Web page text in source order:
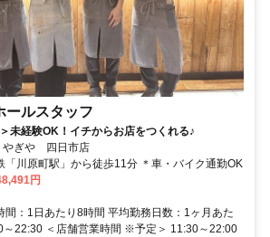
ールスタッフ
未経験OK！イチからお店をつくれる♪
ぎや 四日市店
「川原町駅」から徒歩11分 ＊車・バイク通勤OK
円
間：1日あたり8時間 平均勤務日数：1ヶ月あた
～22:30 ＜店舗営業時間 ※予定＞ 11:30～22:00